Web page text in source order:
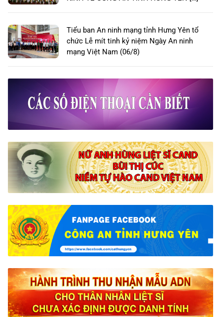
Tiểu ban An ninh mạng tỉnh Hưng Yên tổ
chức Lễ mít tinh kỷ niệm Ngày An ninh
mạng Việt Nam (06/8)